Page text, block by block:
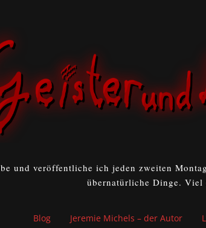
und veröffentliche ich jeden zweiten
übernatürliche Dinge. Viel
Blog Jeremie Michels – der Autor